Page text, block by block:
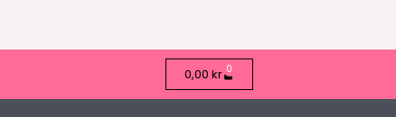
0,00 kr 0
Varukorg